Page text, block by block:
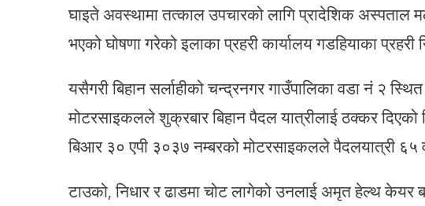
घाइते अवस्थामा तत्काल उपचारको लागि प्रादेशिक
भएको घोषणा गरेको इलाका प्रहरी कार्यालय गडहियाका
यसैगरी बिहान सर्लाहीको चन्द्रनगर गाउँपालिका वडा नं २
मोटरसाइकलले शुक्रबार बिहान पैदल यात्रीलाई ठक्कर दिएको
बिआर ३० एपी ३०३७ नम्बरको मोटरसाइकलले पैदलयात्री ६५
टाउको, निधार र ढाडमा चोट लागेको उनलाई अमृत हेल्थ केयर